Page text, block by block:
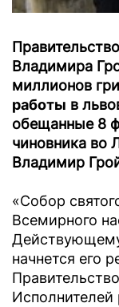
Владимира
миллионов
работы в
обещанные 8
чиновника во
Владимир
«Собор
Всемирного
начнется его
Исполнителей